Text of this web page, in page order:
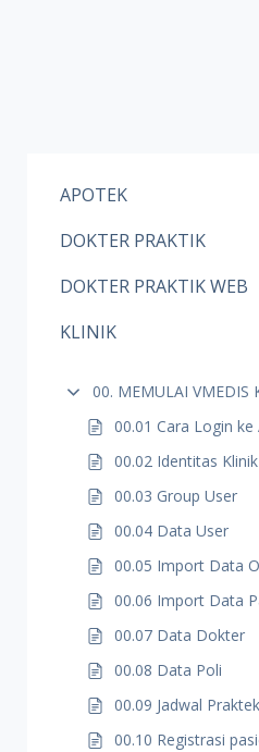
APOTEK
DOKTER PRAKTIK
DOKTER PRAKTIK WEB
KLINIK
00. MEMULAI VMEDIS
00.01 Cara Login ke
00.02 Identitas Klinik
00.03 Group User
00.04 Data User
00.05 Import Data
00.06 Import Data
00.07 Data Dokter
00.08 Data Poli
00.09 Jadwal
00.10 Registrasi